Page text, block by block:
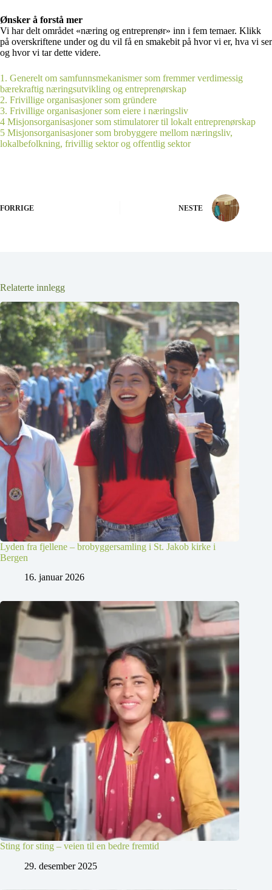
Ønsker å forstå mer
Vi har delt området «næring og entreprenør» inn i fem temaer. Klikk
på overskriftene under og du vil få en smakebit på hvor vi er, hva vi ser
og hvor vi tar dette videre.
1. Generelt om samfunnsmekanismer som fremmer verdimessig
bærekraftig næringsutvikling og entreprenørskap
2. Frivillige organisasjoner som gründere
3. Frivillige organisasjoner som eiere i næringsliv
4 Misjonsorganisasjoner som stimulatorer til lokalt entreprenørskap
5 Misjonsorganisasjoner som brobyggere mellom næringsliv,
lokalbefolkning, frivillig sektor og offentlig sektor
FORRIGE NESTE
Relaterte innlegg
Lyden fra fjellene – brobyggersamling i St. Jakob kirke i
Bergen
16. januar 2026
Sting for sting – veien til en bedre fremtid
29. desember 2025